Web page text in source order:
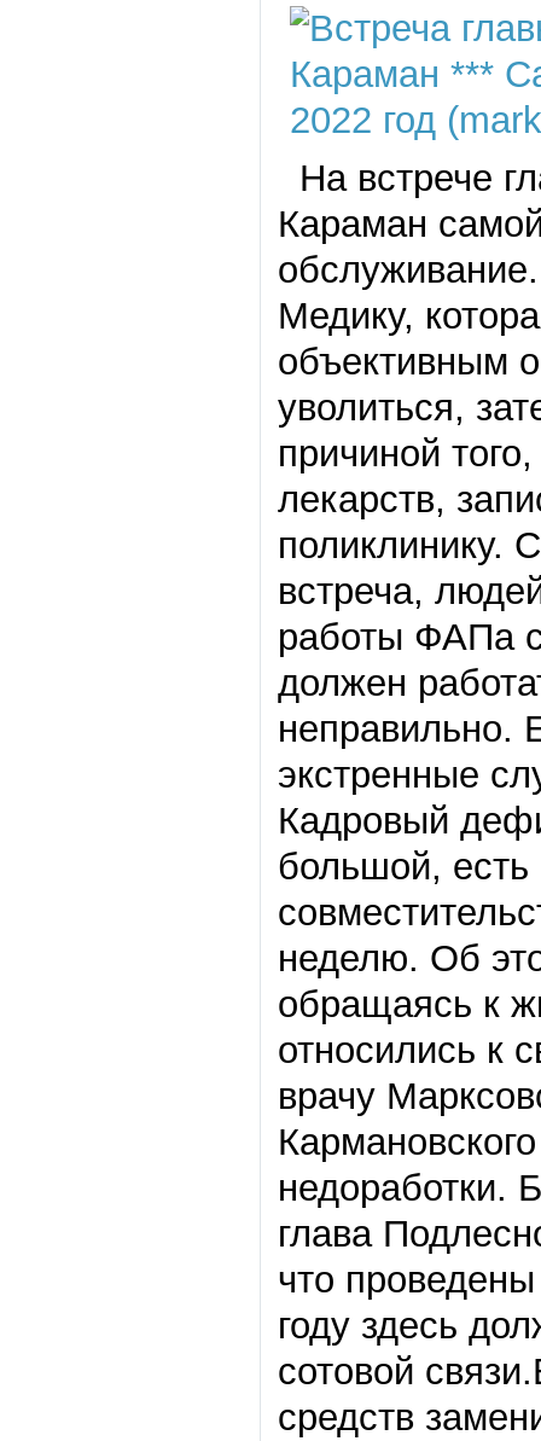
На встрече
Караман
обслуживание.
Медику,
объективным
уволиться,
причиной
лекарств,
поликлинику.
встреча,
работы ФАПа
должен
неправильно.
экстренные
Кадровый
большой,
неделю. Об
обращаясь к
относились к
врачу
недоработки.
глава
что
году здесь
сотовой
средств